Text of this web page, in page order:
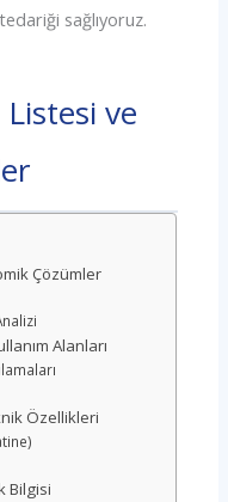
sağlıyoruz.
Listesi ve
Çözümler
Alanları
Özellikleri
Bilgisi